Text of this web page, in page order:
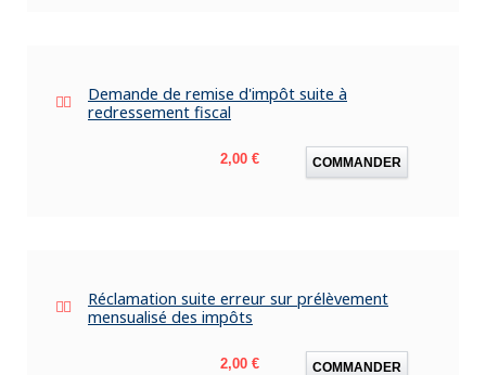
Demande de remise d'impôt suite à
redressement fiscal
Prix
2,00 € COMMANDER
Réclamation suite erreur sur prélèvement
mensualisé des impôts
Prix
2,00 € COMMANDER